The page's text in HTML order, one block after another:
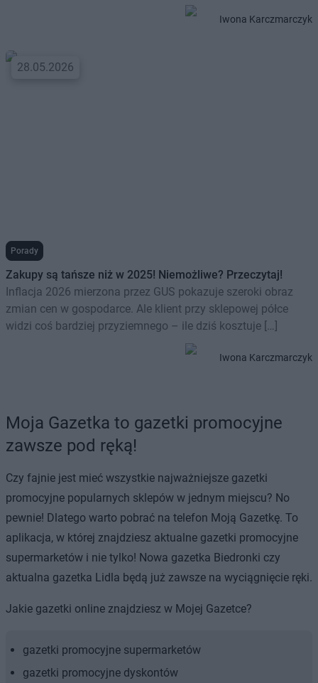
Iwona Karczmarczyk
28.05.2026
Porady
Zakupy są tańsze niż w 2025! Niemożliwe? Przeczytaj!
Inflacja 2026 mierzona przez GUS pokazuje szeroki obraz
zmian cen w gospodarce. Ale klient przy sklepowej półce
widzi coś bardziej przyziemnego – ile dziś kosztuje […]
Iwona Karczmarczyk
Moja Gazetka to gazetki promocyjne
zawsze pod ręką!
Czy fajnie jest mieć wszystkie najważniejsze gazetki
promocyjne popularnych sklepów w jednym miejscu? No
pewnie! Dlatego warto pobrać na telefon Moją Gazetkę. To
aplikacja, w której znajdziesz aktualne gazetki promocyjne
supermarketów i nie tylko! Nowa gazetka Biedronki czy
aktualna gazetka Lidla będą już zawsze na wyciągnięcie ręki.
Jakie gazetki online znajdziesz w Mojej Gazetce?
gazetki promocyjne supermarketów
gazetki promocyjne dyskontów